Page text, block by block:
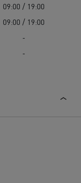
09:00 / 19:00
09:00 / 19:00
-
-